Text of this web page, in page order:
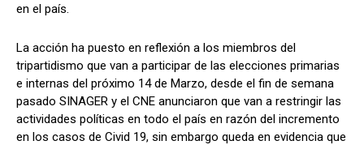
en el país.
La acción ha puesto en reflexión a los miembros del
tripartidismo que van a participar de las elecciones primarias
e internas del próximo 14 de Marzo, desde el fin de semana
pasado SINAGER y el CNE anunciaron que van a restringir las
actividades políticas en todo el país en razón del incremento
en los casos de Civid 19, sin embargo queda en evidencia que